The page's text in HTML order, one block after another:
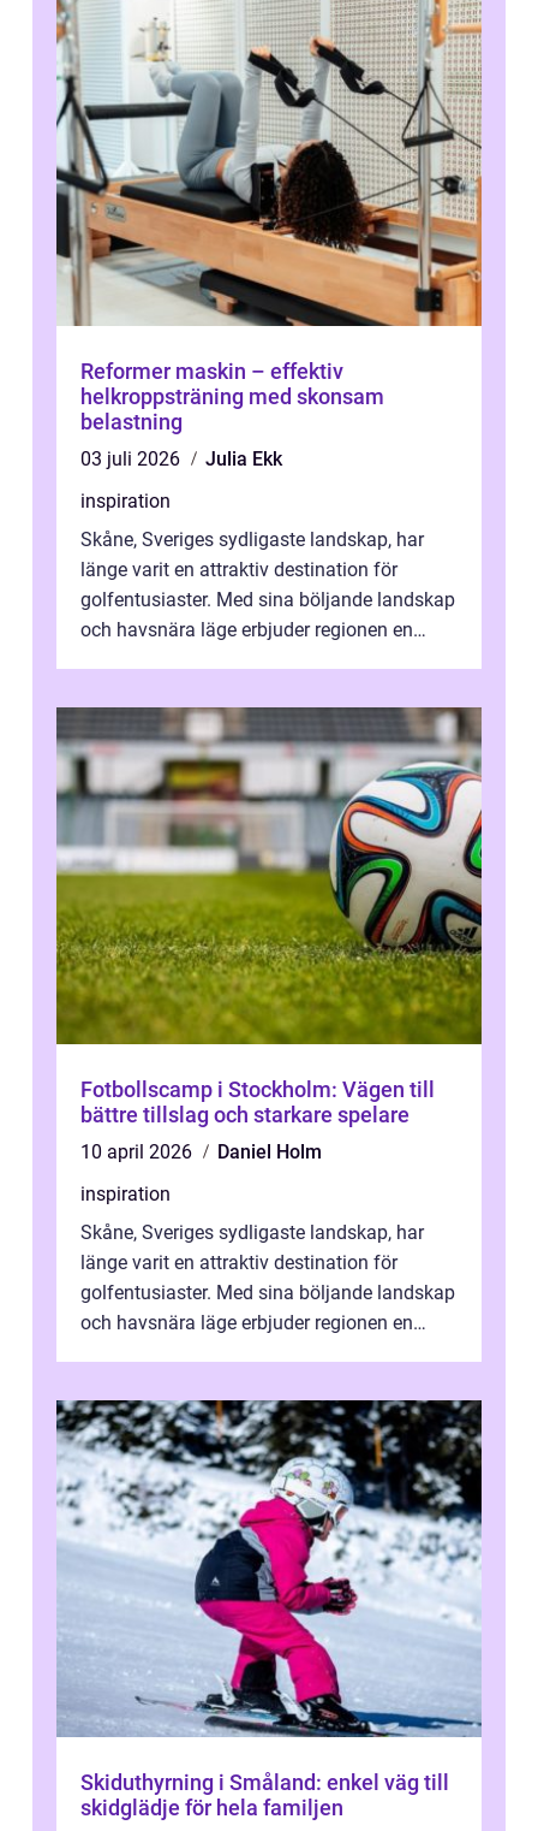
Reformer maskin – effektiv
helkroppsträning med skonsam
belastning
03 juli 2026
Julia Ekk
inspiration
Skåne, Sveriges sydligaste landskap, har
länge varit en attraktiv destination för
golfentusiaster. Med sina böljande landskap
och havsnära läge erbjuder regionen en
Fotbollscamp i Stockholm: Vägen till
bättre tillslag och starkare spelare
10 april 2026
Daniel Holm
inspiration
Skåne, Sveriges sydligaste landskap, har
länge varit en attraktiv destination för
golfentusiaster. Med sina böljande landskap
och havsnära läge erbjuder regionen en
Skiduthyrning i Småland: enkel väg till
skidglädje för hela familjen